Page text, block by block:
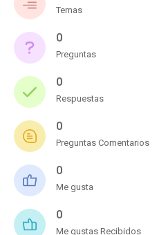
Temas
0
Preguntas
0
Respuestas
0
Preguntas Comentarios
0
Me gusta
0
Me gustas Recibidos